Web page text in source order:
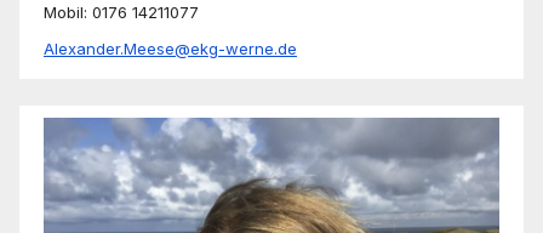
Mobil: 0176 14211077
Alexander.Meese@ekg-werne.de